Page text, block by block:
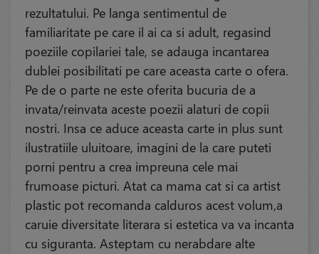
rezultatului. Pe langa sentimentul de
familiaritate pe care il ai ca si adult, regasind
poeziile copilariei tale, se adauga incantarea
dublei posibilitati pe care aceasta carte o ofera.
Pe de o parte ne este oferita bucuria de a
invata/reinvata aceste poezii alaturi de copii
nostri. Insa ce aduce aceasta carte in plus sunt
ilustratiile uluitoare, imagini de la care puteti
porni pentru a crea impreuna cele mai
frumoase picturi. Atat ca mama cat si ca artist
plastic pot recomanda calduros acest volum,a
caruie diversitate literara si estetica va va incanta
cu siguranta. Asteptam cu nerabdare alte